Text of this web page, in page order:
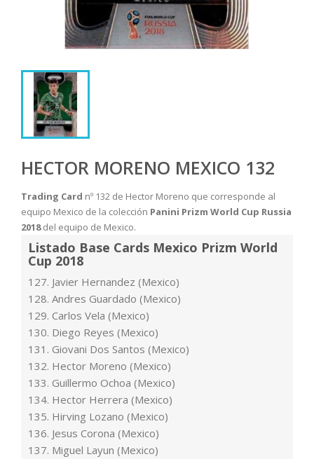
HECTOR MORENO MEXICO 132
Trading Card nº 132 de Hector Moreno que corresponde al
equipo Mexico de la colección Panini Prizm World Cup Russia
2018del equipo de Mexico.
Listado Base Cards Mexico Prizm World
Cup 2018
127. Javier Hernandez (Mexico)
128. Andres Guardado (Mexico)
129. Carlos Vela (Mexico)
130. Diego Reyes (Mexico)
131. Giovani Dos Santos (Mexico)
132. Hector Moreno (Mexico)
133. Guillermo Ochoa (Mexico)
134. Hector Herrera (Mexico)
135. Hirving Lozano (Mexico)
136. Jesus Corona (Mexico)
137. Miguel Layun (Mexico)